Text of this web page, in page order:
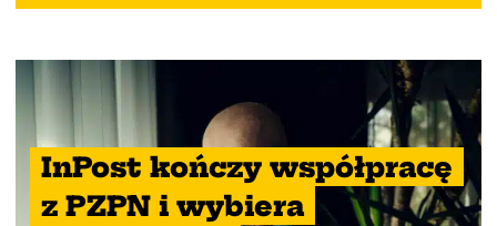
InPost kończy współpracę
z PZPN i wybiera